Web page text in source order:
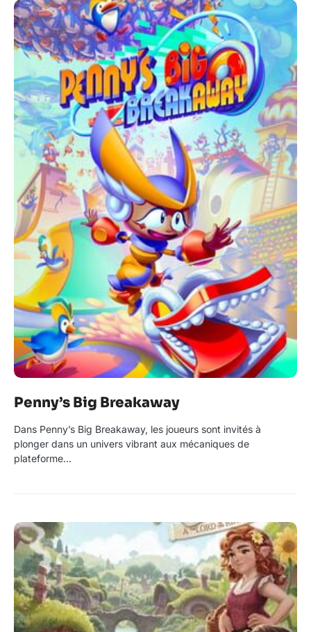
Penny’s Big Breakaway
Dans Penny’s Big Breakaway, les joueurs sont invités à
plonger dans un univers vibrant aux mécaniques de
plateforme…